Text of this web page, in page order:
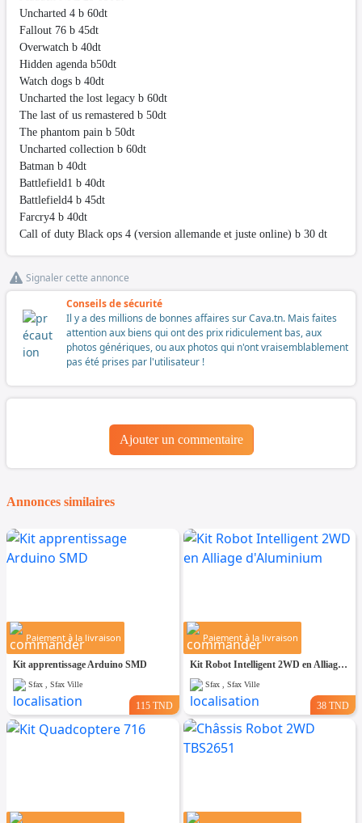
Uncharted 4 b 60dt
Fallout 76 b 45dt
Overwatch b 40dt
Hidden agenda b50dt
Watch dogs b 40dt
Uncharted the lost legacy b 60dt
The last of us remastered b 50dt
The phantom pain b 50dt
Uncharted collection b 60dt
Batman b 40dt
Battlefield1 b 40dt
Battlefield4 b 45dt
Farcry4 b 40dt
Call of duty Black ops 4 (version allemande et juste online) b 30 dt
Signaler cette annonce
Conseils de sécurité
Il y a des millions de bonnes affaires sur Cava.tn. Mais faites
attention aux biens qui ont des prix ridiculement bas, aux
photos génériques, ou aux photos qui n'ont vraisemblablement
pas été prises par l'utilisateur !
Ajouter un commentaire
Annonces similaires
Paiement à la livraison
Kit apprentissage Arduino SMD
Sfax , Sfax Ville
115 TND
Paiement à la livraison
Kit Robot Intelligent 2WD en Alliage d'Aluminium
Sfax , Sfax Ville
38 TND